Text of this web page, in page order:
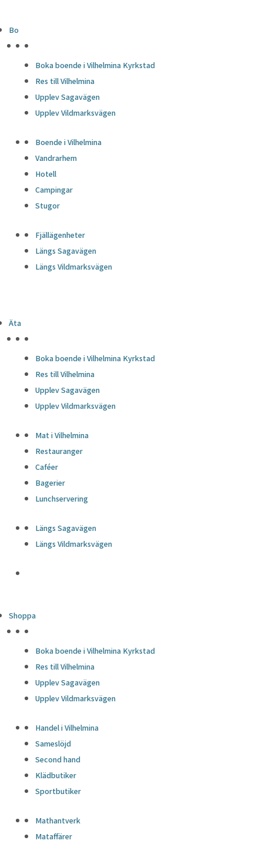
Bo
Boka boende i Vilhelmina Kyrkstad
Res till Vilhelmina
Upplev Sagavägen
Upplev Vildmarksvägen
Boende i Vilhelmina
Vandrarhem
Hotell
Campingar
Stugor
Fjällägenheter
Längs Sagavägen
Längs Vildmarksvägen
Äta
Boka boende i Vilhelmina Kyrkstad
Res till Vilhelmina
Upplev Sagavägen
Upplev Vildmarksvägen
Mat i Vilhelmina
Restauranger
Caféer
Bagerier
Lunchservering
Längs Sagavägen
Längs Vildmarksvägen
Shoppa
Boka boende i Vilhelmina Kyrkstad
Res till Vilhelmina
Upplev Sagavägen
Upplev Vildmarksvägen
Handel i Vilhelmina
Sameslöjd
Second hand
Klädbutiker
Sportbutiker
Mathantverk
Mataffärer